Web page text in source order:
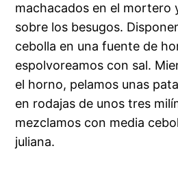
machacados en el mortero
sobre los besugos.
cebolla en una fuente de
espolvoreamos con sal.
el horno, pelamos unas
en rodajas de unos tres
mezclamos con media
juliana.